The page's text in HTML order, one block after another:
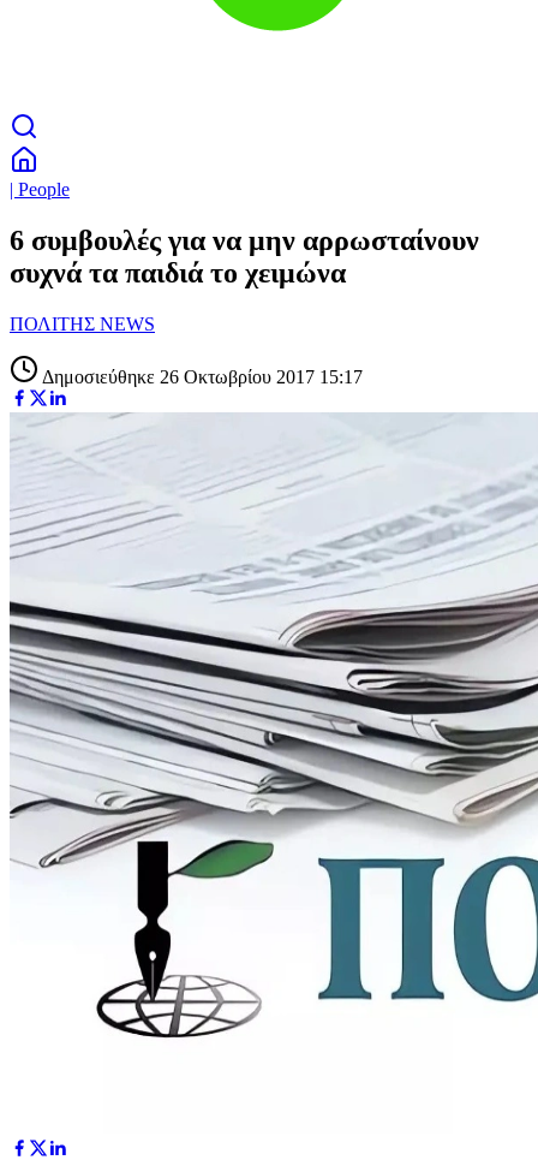
| People
6 συμβουλές για να μην αρρωσταίνουν
συχνά τα παιδιά το χειμώνα
ΠΟΛΙΤΗΣ NEWS
Δημοσιεύθηκε 26 Οκτωβρίου 2017 15:17